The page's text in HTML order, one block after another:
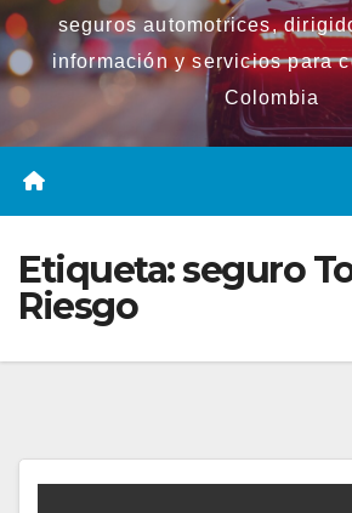
seguros automotrices,
información y servicios para
Colombia
Etiqueta:seguro
Riesgo